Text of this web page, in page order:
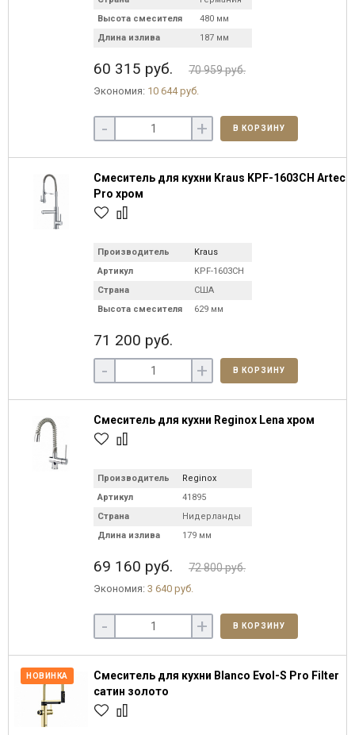
Высота смесителя
480 мм
Длина излива
187 мм
60 315 руб. 70 959 руб.
Экономия: 10 644 руб.
- + В КОРЗИНУ
Смеситель для кухни Kraus KPF-1603CH Artec
Pro хром
Производитель
Kraus
Артикул
KPF-1603CH
Страна
США
Высота смесителя
629 мм
71 200 руб.
- + В КОРЗИНУ
Смеситель для кухни Reginox Lena хром
Производитель
Reginox
Артикул
41895
Страна
Нидерланды
Длина излива
179 мм
69 160 руб. 72 800 руб.
Экономия: 3 640 руб.
- + В КОРЗИНУ
НОВИНКА
Смеситель для кухни Blanco Evol-S Pro Filter
сатин золото